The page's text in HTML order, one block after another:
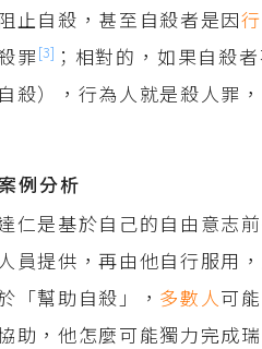
止自殺，甚至自殺者是因
罪[3] ；相對的，如果自殺
殺），行為人就是殺人罪
例分析
仁是基於自己的自由意志
員提供，再由他自行服用
「幫助自殺」， 多數人可
助，他怎麼可能獨力完成